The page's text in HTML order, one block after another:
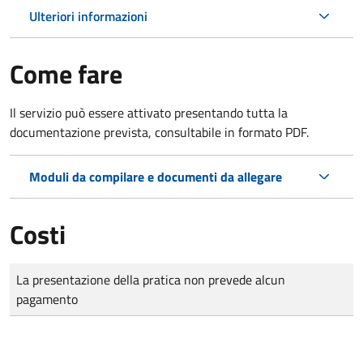
Ulteriori informazioni
Come fare
Il servizio può essere attivato presentando tutta la
documentazione prevista, consultabile in formato PDF.
Moduli da compilare e documenti da allegare
Costi
Tipo di pagamento
Importo
La presentazione della pratica non prevede alcun
pagamento